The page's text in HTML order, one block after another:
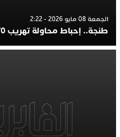
الجمعة 08 مايو 2026 - 2:22
طنجة.. إحباط محاولة تهريب 570 كلغ من مخدر الشيرا